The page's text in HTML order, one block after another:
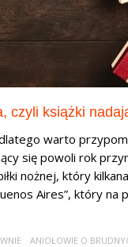
czyli książki
warto
się powoli rok
nożnej, który
Aires”, który na
ANIOŁOWIE O